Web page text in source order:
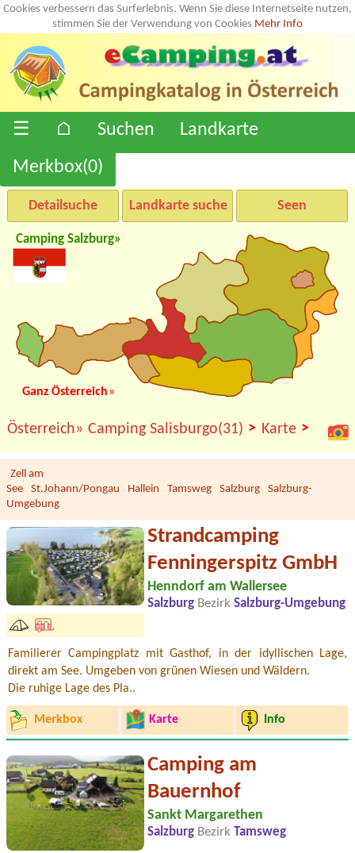
Cookies verbessern das Surferlebnis. Wenn Sie diese Internetseite nutzen,
stimmen Sie der Verwendung von Cookies Mehr Info
☰ ⌂ Suchen
Landkarte
Merkbox(0)
Detailsuche Landkarte suche Seen
Camping Salzburg»
Ganz Österreich»
Österreich» Camping Salisburgo(31) > Karte >
Zell am
See
St.Johann/Pongau Hallein Tamsweg Salzburg
Salzburg-
Umgebung
Strandcamping
Fenningerspitz GmbH
Henndorf am Wallersee
Salzburg Bezirk Salzburg-Umgebung
Familierer Campingplatz mit Gasthof, in der idyllischen Lage,
direkt am See. Umgeben von grünen Wiesen und Wäldern.
Die ruhige Lage des Pla..
Merkbox Karte Info
Camping am
Bauernhof
Sankt Margarethen
Salzburg Bezirk Tamsweg